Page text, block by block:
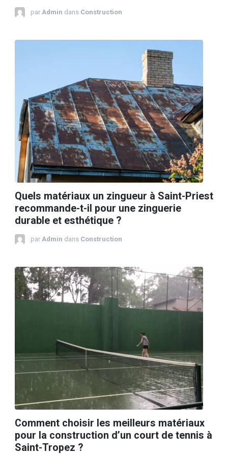
par Admin dans Construction
Quels matériaux un zingueur à Saint-Priest
recommande-t-il pour une zinguerie
durable et esthétique ?
par Admin dans Construction
Comment choisir les meilleurs matériaux
pour la construction d’un court de tennis à
Saint-Tropez ?